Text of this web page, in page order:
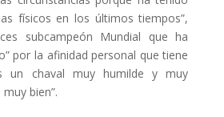
físicos en los últimos tiempos”,
subcampeón Mundial que ha
por la afinidad personal que tiene
un chaval muy humilde y muy
bien”.